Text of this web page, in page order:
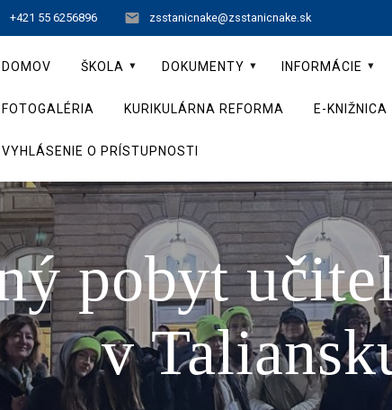
+421 55 6256896 zsstanicnake@zsstanicnake.sk
DOMOV ŠKOLA DOKUMENTY INFORMÁCIE
FOTOGALÉRIA KURIKULÁRNA REFORMA E-KNIŽNICA
VYHLÁSENIE O PRÍSTUPNOSTI
pobyt
v